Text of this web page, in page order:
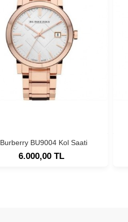
Burberry BU9004 Kol Saati
6.000,00 TL